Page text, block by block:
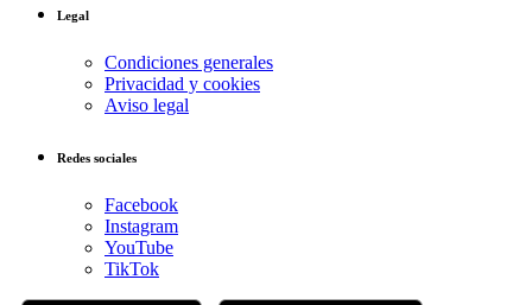
Legal
Condiciones generales
Privacidad y cookies
Aviso legal
Redes sociales
Facebook
Instagram
YouTube
TikTok